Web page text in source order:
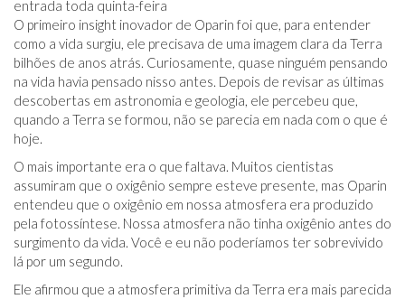
entrada toda quinta-feira
O primeiro insight inovador de Oparin foi que, para entender
como a vida surgiu, ele precisava de uma imagem clara da Terra
bilhões de anos atrás. Curiosamente, quase ninguém pensando
na vida havia pensado nisso antes. Depois de revisar as últimas
descobertas em astronomia e geologia, ele percebeu que,
quando a Terra se formou, não se parecia em nada com o que é
hoje.
O mais importante era o que faltava. Muitos cientistas
assumiram que o oxigênio sempre esteve presente, mas Oparin
entendeu que o oxigênio em nossa atmosfera era produzido
pela fotossíntese. Nossa atmosfera não tinha oxigênio antes do
surgimento da vida. Você e eu não poderíamos ter sobrevivido
lá por um segundo.
Ele afirmou que a atmosfera primitiva da Terra era mais parecida